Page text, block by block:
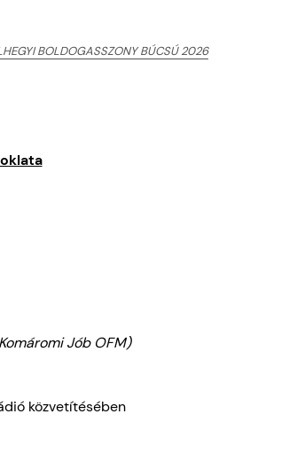
BOLDOGASSZONY BÚCSÚ 2026
Jób OFM)
közvetítésében